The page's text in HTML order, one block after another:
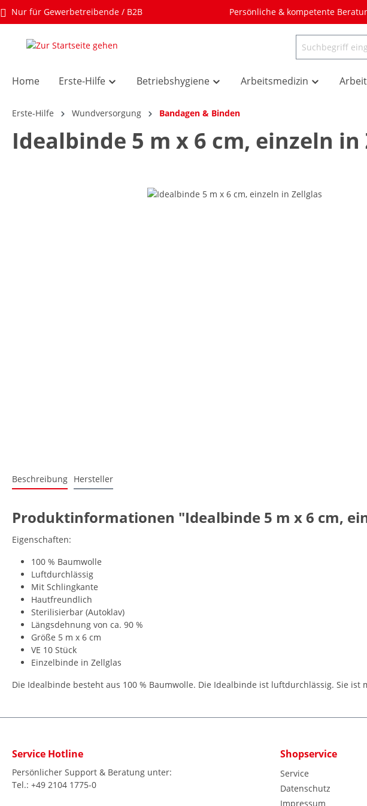
Nur für Gewerbetreibende / B2B Persönliche & kompetente
Home Erste-Hilfe Betriebshygiene Arbeitsmedizin
Erste-Hilfe Wundversorgung Bandagen & Binden
Idealbinde 5 m x 6 cm, einzeln in
Beschreibung Hersteller
Produktinformationen "Idealbinde 5 m x 6 cm,
Eigenschaften:
100 % Baumwolle
Luftdurchlässig
Mit Schlingkante
Hautfreundlich
Sterilisierbar (Autoklav)
Längsdehnung von ca. 90 %
Größe 5 m x 6 cm
VE 10 Stück
Einzelbinde in Zellglas
Die Idealbinde besteht aus 100 % Baumwolle. Die Idealbinde ist luftdurchlässig. Sie
Service Hotline
Persönlicher Support & Beratung unter:
Tel.: +49 2104 1775-0
Shopservice
Service
Datenschutz
Impressum